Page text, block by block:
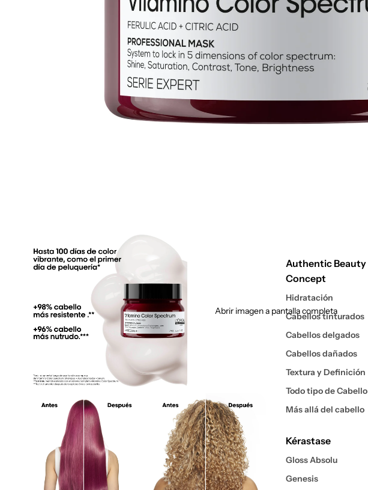
Authentic Beauty
Concept
Hidratación
Cabellos tinturados
Cabellos delgados
Cabellos dañados
Textura y Definición
Todo tipo de Cabello
Más allá del cabello
Kérastase
Gloss Absolu
Genesis
Abrir imagen a pantalla completa